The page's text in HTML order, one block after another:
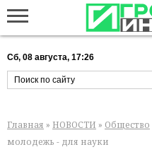
Сб, 08 августа, 17:26
Главная » НОВОСТИ » Общество
молодежь - для науки